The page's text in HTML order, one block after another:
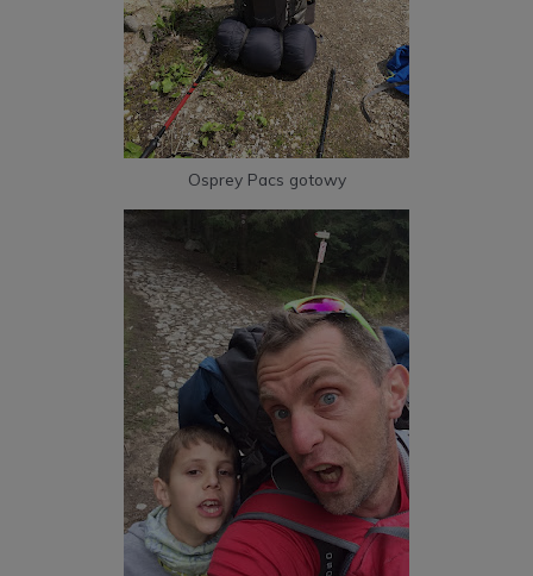
Osprey Pacs gotowy